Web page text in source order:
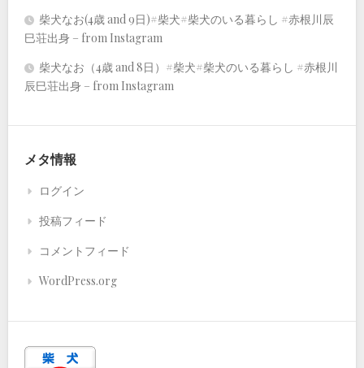
柴犬なお(4歳 and 9日)#柴犬#柴犬のいる暮らし #赤根川辰
巳荘出身 – from Instagram
柴犬なお（4歳 and 8日）#柴犬#柴犬のいる暮らし #赤根川
辰巳荘出身 – from Instagram
メタ情報
ログイン
投稿フィード
コメントフィード
WordPress.org